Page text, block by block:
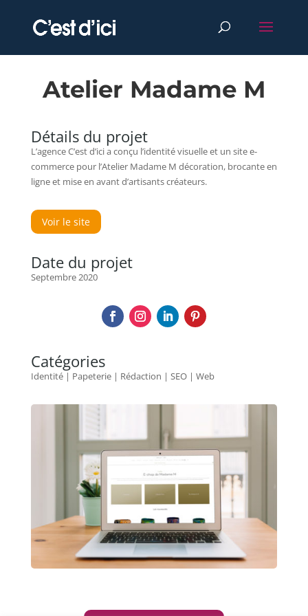
Atelier Madame M
Détails du projet
L’agence C’est d’ici a conçu l’identité visuelle et un site e-
commerce pour l’Atelier Madame M décoration, brocante en
ligne et mise en avant d’artisants créateurs.
Voir le site
Date du projet
Septembre 2020
Catégories
Identité | Papeterie | Rédaction | SEO | Web